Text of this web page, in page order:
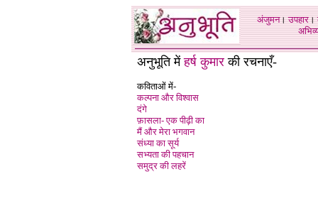
अंजुमन।उपहार।
अनुभूति मेंहर्ष कुमार की रचनाएँ-
कविताओं में-
कल्पना और विश्वास
दंगे
फ़ासला- एक पीढ़ी का
मैं और मेरा भगवान
संध्या का सूर्य
सभ्यता की पहचान
समुद्र की लहरें